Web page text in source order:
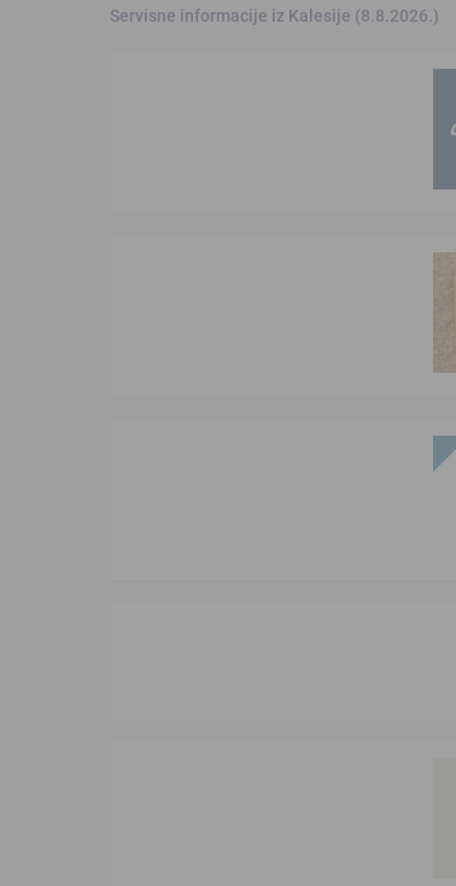
Servisne informacije iz Kalesije (8.8.2026.)